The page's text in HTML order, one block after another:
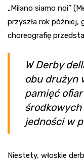
„Milano siamo noi”
przyszła rok później,
choreografię
W Derby
obu drużyn
pamięć
środkowych
jedności w
Niestety, włoskie